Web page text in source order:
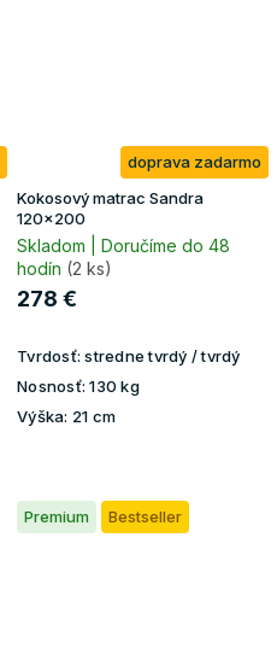
doprava zadarmo
Kokosový matrac Sandra
120x200
Skladom | Doručíme do 48
hodín (2 ks)
278 €
Tvrdosť: stredne tvrdý / tvrdý
Nosnosť: 130 kg
Výška: 21 cm
Premium Bestseller